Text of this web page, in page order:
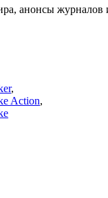
анонсы журналов
,
Action,